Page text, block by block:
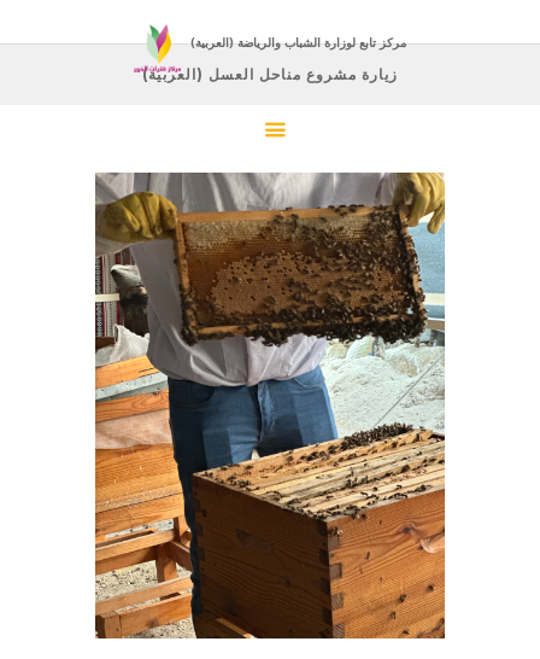
(العربية) مركز تابع لوزارة الشباب والرياضة
(العربية) زيارة مشروع مناحل العسل